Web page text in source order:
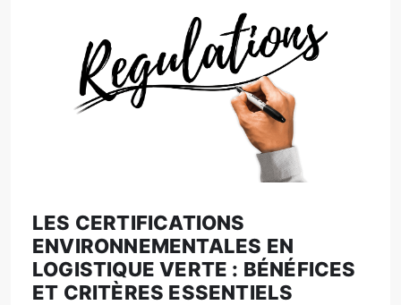
LES CERTIFICATIONS
ENVIRONNEMENTALES EN
LOGISTIQUE VERTE : BÉNÉFICES
ET CRITÈRES ESSENTIELS